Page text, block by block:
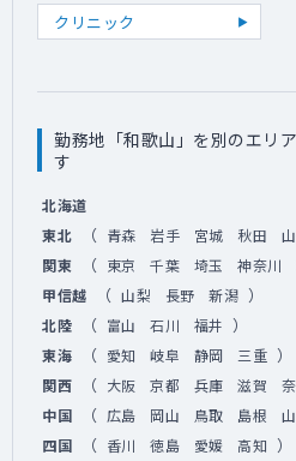
クリニック
勤務地「和歌山」を別のエリ
す
北海道
東北
（ 青森 岩手 宮城 秋田
関東 （ 東京 千葉 埼玉 神奈川
甲信越 （ 山梨 長野 新潟 ）
北陸 （ 富山 石川 福井 ）
東海 （ 愛知 岐阜 静岡 三重 ）
関西 （ 大阪 京都 兵庫 滋賀
中国 （ 広島 岡山 鳥取 島根
四国 （ 香川 徳島 愛媛 高知 ）